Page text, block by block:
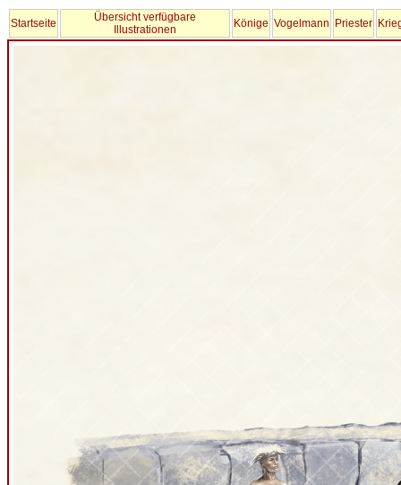
Startseite
Übersicht verfügbare
Illustrationen
Könige Vogelmann Priester